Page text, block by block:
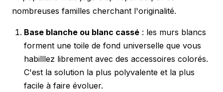
nombreuses familles cherchant l'originalité.
Base blanche ou blanc cassé : les murs blancs
forment une toile de fond universelle que vous
habilllez librement avec des accessoires colorés.
C'est la solution la plus polyvalente et la plus
facile à faire évoluer.